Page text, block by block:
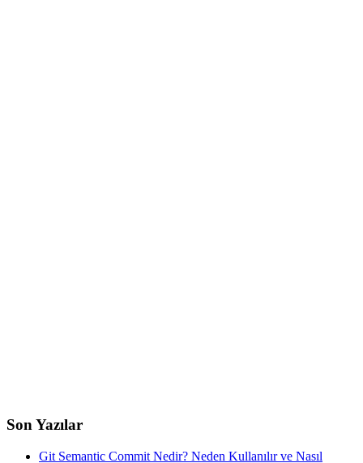
Son Yazılar
Git Semantic Commit Nedir? Neden Kullanılır ve Nasıl